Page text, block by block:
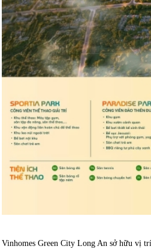
Vinhomes Green City Long An sở hữu vị